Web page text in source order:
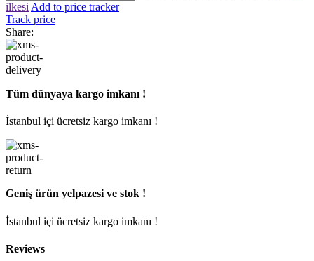
ilkesiAdd to price tracker
Track price
Share:
Tüm dünyaya kargo imkanı !
İstanbul içi ücretsiz kargo imkanı !
Geniş ürün yelpazesi ve stok !
İstanbul içi ücretsiz kargo imkanı !
Reviews